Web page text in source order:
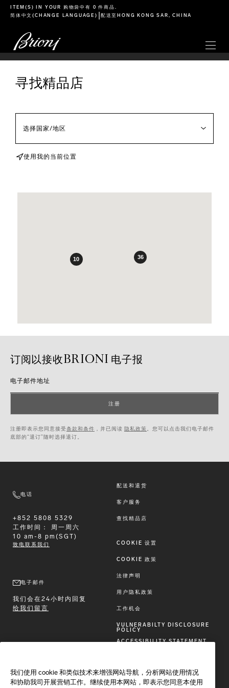
go to main content
ITEM(S) IN YOUR 购物袋中有 0 件商品.
简体中文(CHANGE LANGUAGE) 配送至 HONG KONG SAR, CHINA
36
10
寻找精品店
使用我的当前位置
订阅以接收BRIONI 电子报
电子邮件地址
注册
注册即表示您同意接受条款和条件 ，并已阅读 隐私政策 。您可以点击我们电子邮件
底部的“退订”随时选择退订。
电话
+852 5808 5329
工作时间：
周一周六
10 am-8 pm(SGT)
致电联系我们
电子邮件
我们会在24小时内回复
给我们留言
配送和退货
客户服务
查找精品店
COOKIE 设置
COOKIE 政策
法律声明
用户隐私政策
工作机会
VULNERABILTY DISCLOSURE
POLICY
ACCESSIBILITY STATEMENT
关注BRIONI
我们使用 cookie 和类似技术来增强网站导航，分析网站使用情况
和协助我司开展营销工作。继续使用本网站，即表示您同意本使用